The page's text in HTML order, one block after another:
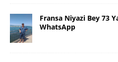
Fransa Niyazi Bey 73
WhatsApp